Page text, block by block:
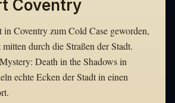
Coventry
in Coventry zum Cold Case geworden,
durch die Straßen der Stadt.
Death in the Shadows in
echte Ecken der Stadt in einen